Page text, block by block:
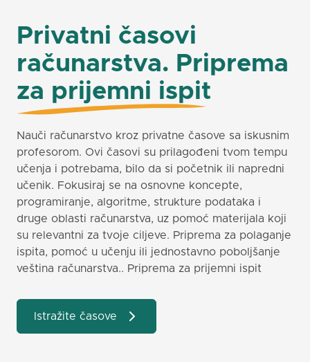
Privatni časovi
računarstva. Priprema
za prijemni ispit
Nauči računarstvo kroz privatne časove sa iskusnim
profesorom. Ovi časovi su prilagođeni tvom tempu
učenja i potrebama, bilo da si početnik ili napredni
učenik. Fokusiraj se na osnovne koncepte,
programiranje, algoritme, strukture podataka i
druge oblasti računarstva, uz pomoć materijala koji
su relevantni za tvoje ciljeve. Priprema za polaganje
ispita, pomoć u učenju ili jednostavno poboljšanje
veština računarstva.. Priprema za prijemni ispit
Istražite časove